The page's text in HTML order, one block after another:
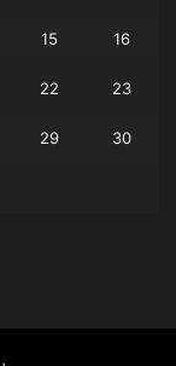
15 16
22 23
29 30